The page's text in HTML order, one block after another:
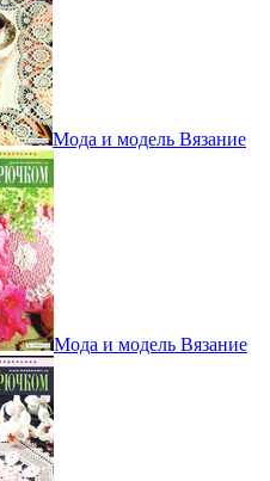
Мода и модель Вязание
Мода и модель Вязание